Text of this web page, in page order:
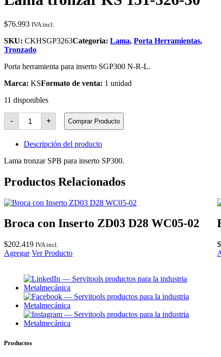
$76.993 IVA incl.
SKU: CKHSGP3263Categoria: Lama, Porta Herramientas,
Tronzado
Porta herramienta para inserto SGP300 N-R-L.
Marca: KSFormato de venta: 1 unidad
11 disponibles
-
Lama
tronzar
KS
151-
326-
cantidad
+ Comprar Producto
Descripción del producto
Lama tronzar SPB para inserto SP300.
Productos Relacionados
Broca con Inserto ZD03 D28 WC05-02
$202.419 IVA incl.
Agregar Ver Producto
$
Productos